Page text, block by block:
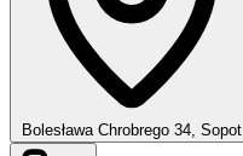
Bolesława Chrobrego 34, Sopot